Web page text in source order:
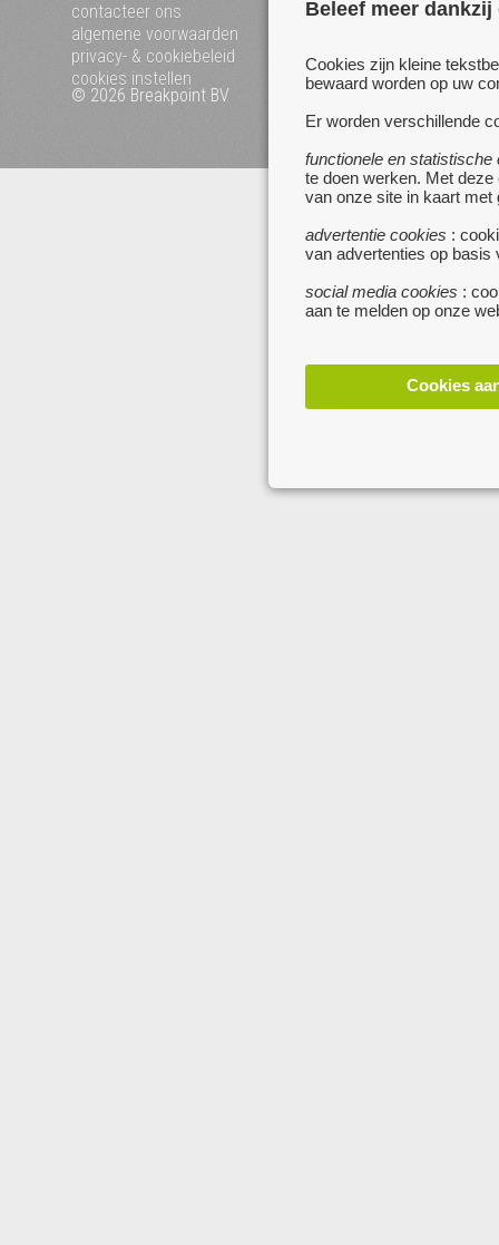
Beleef meer
Cookies zijn kleine
bewaard worden op uw
Er worden verschillende
functionele en statistische
te doen werken. Met
van onze site in kaart met
advertentie cookies :
van advertenties op basis
social media cookies :
aan te melden op onze
Cookies
contacteer ons
algemene voorwaarden
privacy- & cookiebeleid
cookies instellen
mijn zoekertjes
© 2026 Breakpoint BV
Bezoek ook eens onze
websites :
www.koken.be